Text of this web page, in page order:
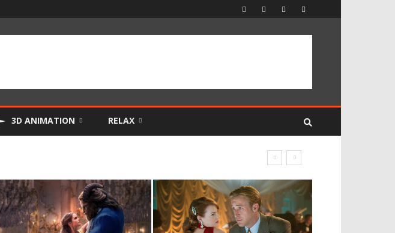
3D ANIMATION RELAX